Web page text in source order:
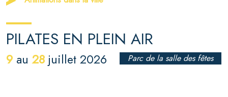
PILATES EN PLEIN AIR
9 au28 juillet 2026 Parc de la salle des fêtes